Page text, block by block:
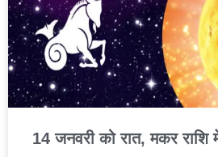
14 जनवरी को रात, मकर राशि